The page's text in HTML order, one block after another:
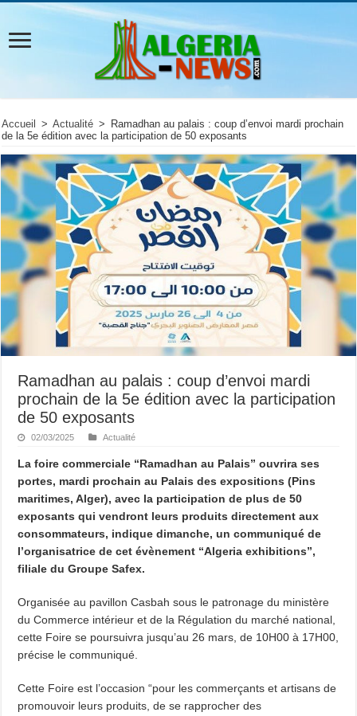
Accueil > Actualité >
Ramadhan au palais : coup d’envoi mardi prochain
de la 5e édition avec la participation de 50 exposants
Ramadhan au palais : coup d’envoi mardi
prochain de la 5e édition avec la participation
de 50 exposants
02/03/2025 Actualité
La foire commerciale “Ramadhan au Palais” ouvrira ses
portes, mardi prochain au Palais des expositions (Pins
maritimes, Alger), avec la participation de plus de 50
exposants qui vendront leurs produits directement aux
consommateurs, indique dimanche, un communiqué de
l’organisatrice de cet évènement “Algeria exhibitions”,
filiale du Groupe Safex.
Organisée au pavillon Casbah sous le patronage du ministère
du Commerce intérieur et de la Régulation du marché national,
cette Foire se poursuivra jusqu’au 26 mars, de 10H00 à 17H00,
précise le communiqué.
Cette Foire est l’occasion “pour les commerçants et artisans de
promouvoir leurs produits, de se rapprocher des